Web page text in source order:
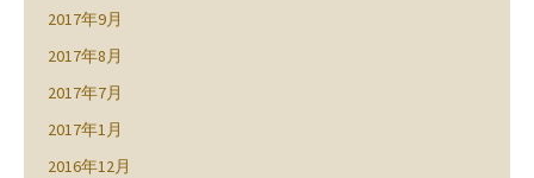
2017年9月
2017年8月
2017年7月
2017年1月
2016年12月